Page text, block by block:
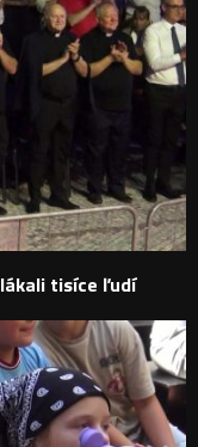
tisíce ľudí